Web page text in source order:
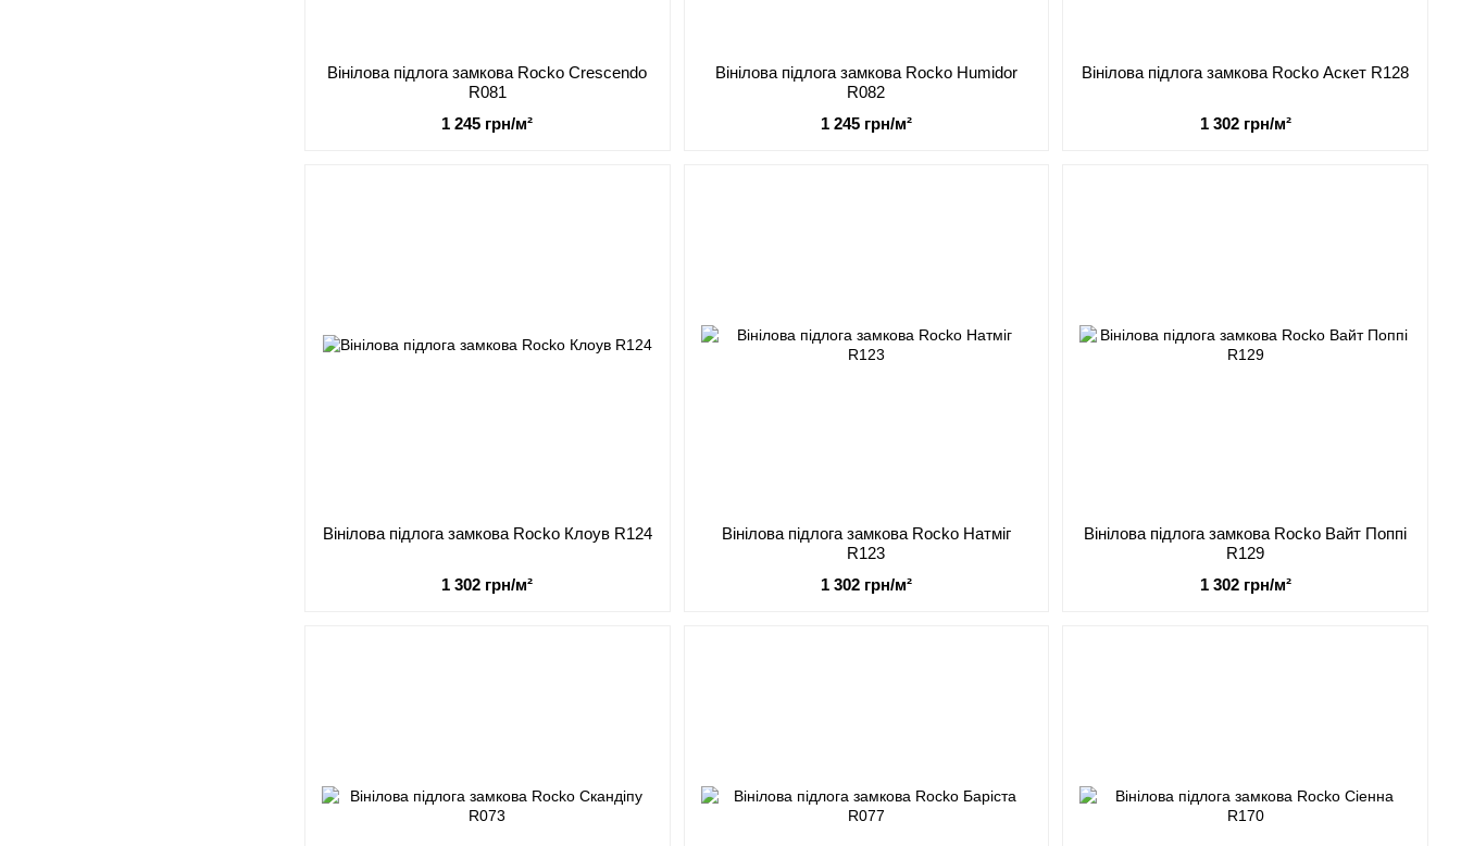
Вінілова підлога замкова Rocko Crescendo
R081
1 245 грн/м²
Вінілова підлога замкова Rocko Humidor
R082
1 245 грн/м²
Вінілова підлога замкова Rocko Аскет R128
1 302 грн/м²
Вінілова підлога замкова Rocko Клоув R124
1 302 грн/м²
Вінілова підлога замкова Rocko Натміг
R123
1 302 грн/м²
Вінілова підлога замкова Rocko Вайт Поппі
R129
1 302 грн/м²